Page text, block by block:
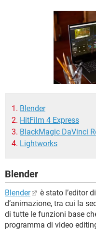
Blender
HitFilm 4 Express
BlackMagic DaVinci
Lightworks
Blender
Blender
è stato l’editor
d’animazione, tra cui la
di tutte le funzioni base
programma di video